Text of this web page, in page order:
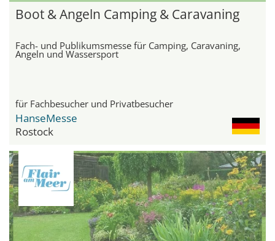
Boot & Angeln Camping & Caravaning
Fach- und Publikumsmesse für Camping, Caravaning,
Angeln und Wassersport
für Fachbesucher und Privatbesucher
HanseMesse
Rostock